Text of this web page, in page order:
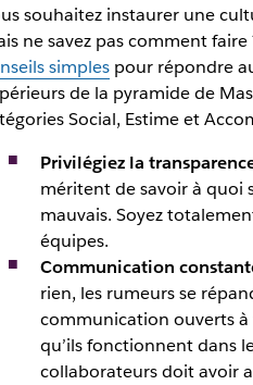
souhaitez instaurer une
ne savez pas comment
simplespour répondre
de la pyramide de
Social, Estime et
Privilégiez la
méritent de savoir à quoi
mauvais. Soyez
équipes.
Communication
rien, les rumeurs se
communication ouverts
qu’ils fonctionnent dans
collaborateurs doit avoir